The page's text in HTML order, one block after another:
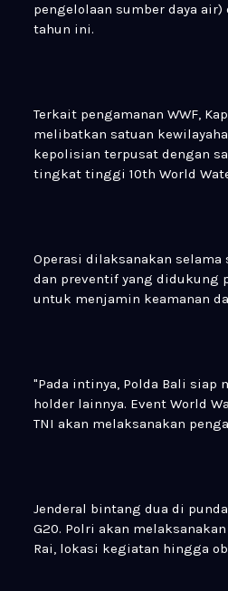
pengelolaan sumber daya
tahun ini.
Terkait pengamanan WWF,
melibatkan satuan
kepolisian terpusat dengan
tingkat tinggi 10th World
Operasi dilaksanakan
dan preventif yang didukung
untuk menjamin keamanan
"Pada intinya, Polda Bali siap
holder lainnya. Event World
TNI akan melaksanakan
Jenderal bintang dua di
G20. Polri akan
Rai, lokasi kegiatan hingga